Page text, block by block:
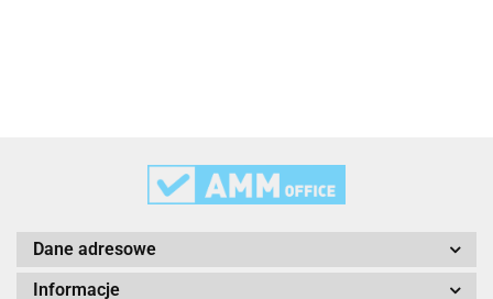
Dane adresowe
Informacje